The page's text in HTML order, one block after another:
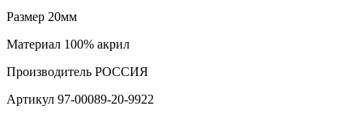
Размер 20мм
Материал 100% акрил
Производитель РОССИЯ
Артикул 97-00089-20-9922